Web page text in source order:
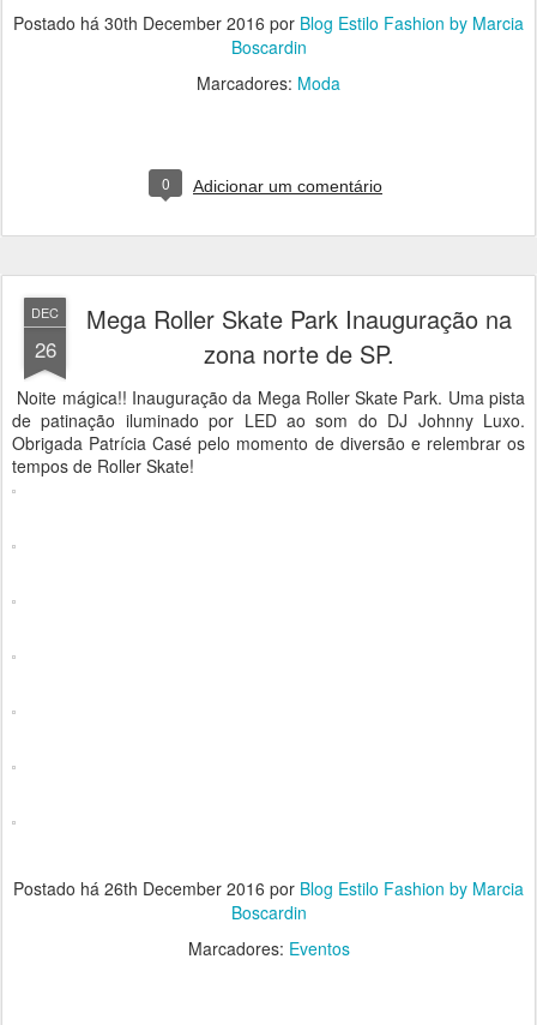
Postado há 30th December 2016 por Blog Estilo Fashion by Marcia
Boscardin
Marcadores: Moda
0 Adicionar um comentário
DEC
26
Mega Roller Skate Park Inauguração na
zona norte de SP.
Noite mágica!! Inauguração da Mega Roller Skate Park. Uma pista
de patinação iluminado por LED ao som do DJ Johnny Luxo.
Obrigada Patrícia Casé pelo momento de diversão e relembrar os
tempos de Roller Skate!
Postado há 26th December 2016 por Blog Estilo Fashion by Marcia
Boscardin
Marcadores: Eventos